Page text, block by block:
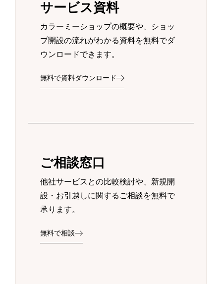
サービス資料
カラーミーショップの概要や、ショッ
プ開設の流れがわかる資料を無料でダ
ウンロードできます。
無料で資料ダウンロード
ご相談窓口
他社サービスとの比較検討や、新規開
設・お引越しに関するご相談を無料で
承ります。
無料で相談